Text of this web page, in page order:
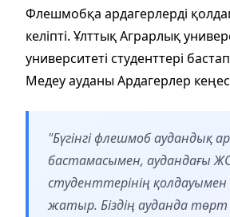
Флешмобқа ардагерлерді
келіпті. Ұлттық Аграрлық
университеті студенттері
Медеу ауданы Ардагерлер
"Бүгінгі флешмоб аудандық
бастамасымен, аудандағы
студенттерінің қолдауымен
жатыр. Біздің ауданда төрт